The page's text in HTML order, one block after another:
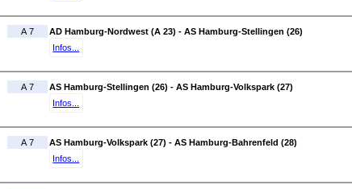
A 7
AD Hamburg-Nordwest (A 23) - AS Hamburg-Stellingen (26)
Infos...
A 7
AS Hamburg-Stellingen (26) - AS Hamburg-Volkspark (27)
Infos...
A 7
AS Hamburg-Volkspark (27) - AS Hamburg-Bahrenfeld (28)
Infos...